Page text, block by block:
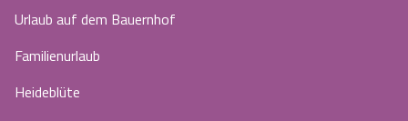
Urlaub auf dem Bauernhof
Familienurlaub
Heideblüte